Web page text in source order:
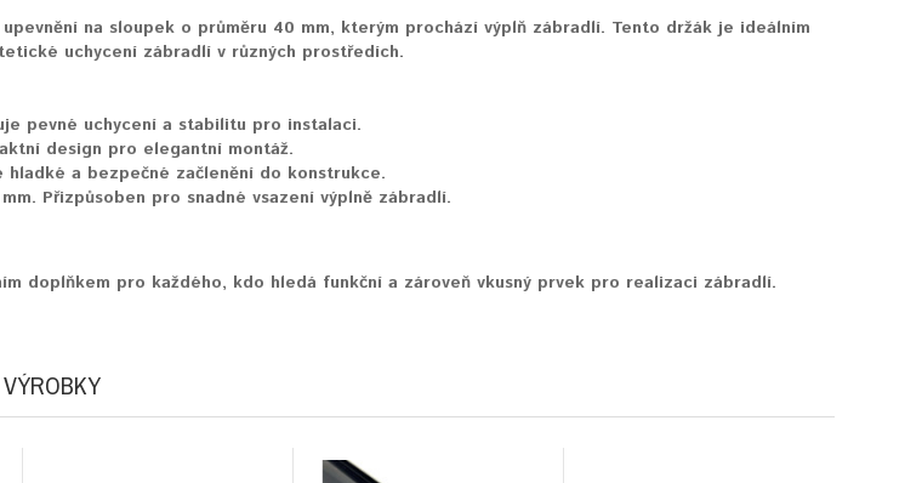
na sloupek o průměru 40 mm, kterým prochází výplň zábradlí. Tento držák je ideálním
uchycení zábradlí v různých prostředích.
pevné uchycení a stabilitu pro instalaci.
design pro elegantní montáž.
hladké a bezpečné začlenění do konstrukce.
mm. Přizpůsoben pro snadné vsazení výplně zábradlí.
doplňkem pro každého, kdo hledá funkční a zároveň vkusný prvek pro realizaci zábradlí.